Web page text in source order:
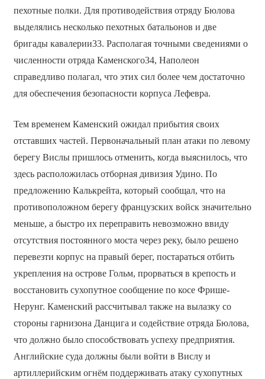
пехотные полки. Для противодействия отряду Бюлова
выделялись несколько пехотных батальонов и две
бригады кавалерии33. Располагая точными сведениями о
численности отряда Каменского34, Наполеон
справедливо полагал, что этих сил более чем достаточно
для обеспечения безопасности корпуса Лефевра.
Тем временем Каменский ожидал прибытия своих
отставших частей. Первоначальный план атаки по левому
берегу Вислы пришлось отменить, когда выяснилось, что
здесь расположилась отборная дивизия Удино. По
предложению Калькрейта, который сообщал, что на
противоположном берегу французских войск значительно
меньше, а быстро их переправить невозможно ввиду
отсутствия постоянного моста через реку, было решено
перевезти корпус на правый берег, постараться отбить
укрепления на острове Гольм, прорваться в крепость и
восстановить сухопутное сообщение по косе Фрише-
Нерунг. Каменский рассчитывал также на вылазку со
стороны гарнизона Данцига и содействие отряда Бюлова,
что должно было способствовать успеху предприятия.
Английские суда должны были войти в Вислу и
артиллерийским огнём поддерживать атаку сухопутных